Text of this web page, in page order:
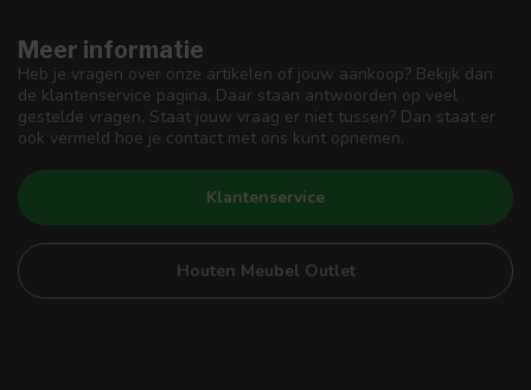
Meer informatie
Heb je vragen over onze artikelen of jouw aankoop? Bekijk dan
de klantenservice pagina. Daar staan antwoorden op veel
gestelde vragen. Staat jouw vraag er niet tussen? Dan staat er
ook vermeld hoe je contact met ons kunt opnemen.
Klantenservice
Houten Meubel Outlet